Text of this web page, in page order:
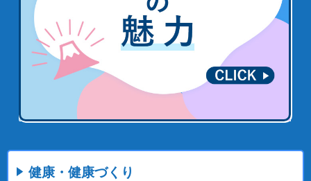
健康・健康づくり